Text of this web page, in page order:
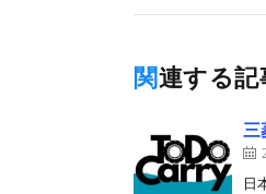
関連する
三
日